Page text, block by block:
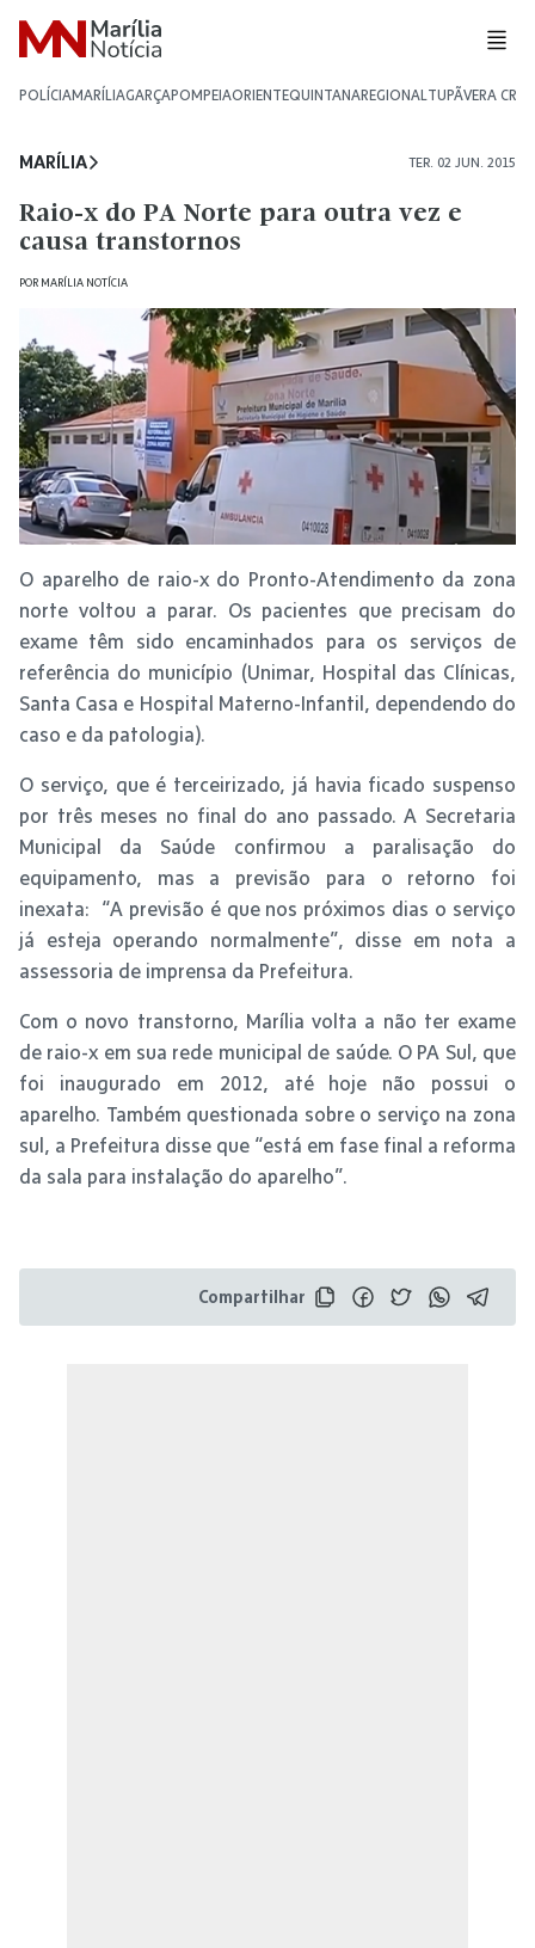
POLÍCIAMARÍLIAGARÇAPOMPEIAORIENTEQUINTANAREGIONALTUPÃVERA CRUZ
MARÍLIA TER. 02 JUN. 2015
Raio-x do PA Norte para outra vez e
causa transtornos
POR MARÍLIA NOTÍCIA
O aparelho de raio-x do Pronto-Atendimento da zona
norte voltou a parar. Os pacientes que precisam do
exame têm sido encaminhados para os serviços de
referência do município (Unimar, Hospital das Clínicas,
Santa Casa e Hospital Materno-Infantil, dependendo do
caso e da patologia).
O serviço, que é terceirizado, já havia ficado suspenso
por três meses no final do ano passado. A Secretaria
Municipal da Saúde confirmou a paralisação do
equipamento, mas a previsão para o retorno foi
inexata: “A previsão é que nos próximos dias o serviço
já esteja operando normalmente”, disse em nota a
assessoria de imprensa da Prefeitura.
Com o novo transtorno, Marília volta a não ter exame
de raio-x em sua rede municipal de saúde. O PA Sul, que
foi inaugurado em 2012, até hoje não possui o
aparelho. Também questionada sobre o serviço na zona
sul, a Prefeitura disse que “está em fase final a reforma
da sala para instalação do aparelho”.
Compartilhar